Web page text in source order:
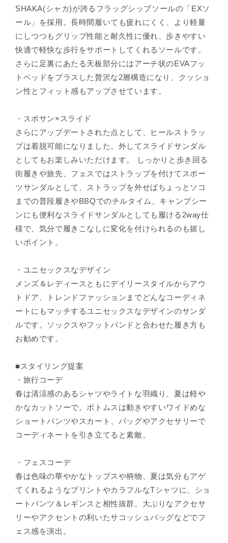
SHAKA(シャカ)が誇るフラッグシップソールの「EXソ
ール」を採用。長時間履いても疲れにくく、より軽量
にしつつもグリップ性能と耐久性に優れ、歩きやすい
快適で軽快な歩行をサポートしてくれるソールです。
さらに足裏にあたる天板部分にはアーチ状のEVAフッ
トベッドをプラスした贅沢な2層構造になり、クッショ
ン性とフィット感もアップさせています。
・スポサン×スライド
さらにアップデートされた点として、ヒールストラッ
プは着脱可能になりました。外してスライドサンダル
としてもお楽しみいただけます。 しっかりと歩き回る
街履きや旅先、フェスではストラップを付けてスポー
ツサンダルとして、ストラップを外せばちょっとソコ
までの普段履きやBBQでのチルタイム、キャンプシー
ンにも便利なスライドサンダルとしても履ける2way仕
様で、気分で履きこなしに変化を付けられるのも嬉し
いポイント。
・ユニセックスなデザイン
メンズ＆レディースともにデイリースタイルからアウ
トドア、トレンドファッションまでどんなコーディネ
ートにもマッチするユニセックスなデザインのサンダ
ルです。ソックスやフットバンドと合わせた履き方も
お勧めです。
■スタイリング提案
・旅行コーデ
春は清涼感のあるシャツやライトな羽織り、夏は軽や
かなカットソーで。ボトムスは動きやすいワイドめな
ショートパンツやスカート、バッグやアクセサリーで
コーディネートを引き立てると素敵。
・フェスコーデ
春は色味の華やかなトップスや柄物、夏は気分もアゲ
てくれるようなプリントやカラフルなTシャツに、ショ
ートパンツ＆レギンスと相性抜群。大ぶりなアクセサ
リーやアクセントの利いたサコッシュバッグなどでフ
ェス感を演出。